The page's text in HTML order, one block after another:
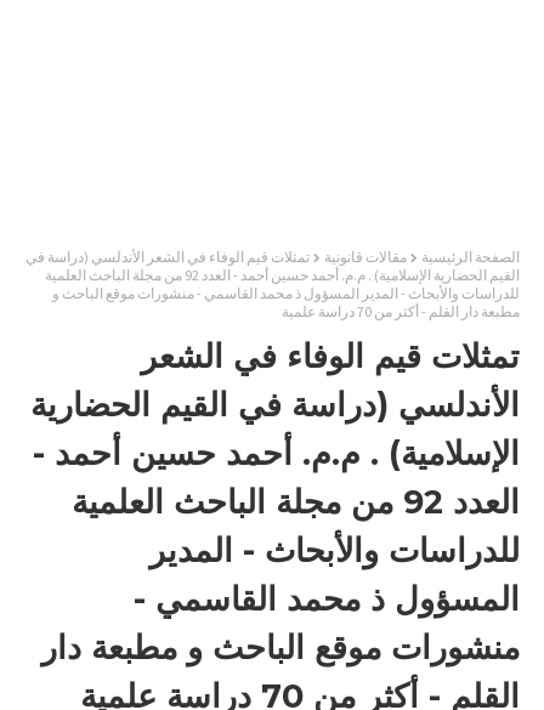
الصفحة الرئيسية مقالات قانونية
تمثلات قيم الوفاء في الشعر الأندلسي (دراسة في
القيم الحضارية الإسلامية) . م.م. أحمد حسين أحمد - العدد 92 من مجلة الباحث العلمية
للدراسات والأبحاث - المدير المسؤول ذ محمد القاسمي - منشورات موقع الباحث و
مطبعة دار القلم - أكثر من 70 دراسة علمية
تمثلات قيم الوفاء في الشعر
الأندلسي (دراسة في القيم الحضارية
الإسلامية) . م.م. أحمد حسين أحمد -
العدد 92 من مجلة الباحث العلمية
للدراسات والأبحاث - المدير
المسؤول ذ محمد القاسمي -
منشورات موقع الباحث و مطبعة دار
القلم - أكثر من 70 دراسة علمية